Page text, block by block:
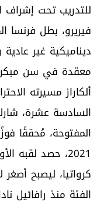
للتدريب تحت إشراف
ديناميكية غير
معقدة في سن
السادسة عشرة،
المفتوحة، مُحققًا
2021، حصد
كرواتيا، ليصبح
الفئة منذ رافائيل